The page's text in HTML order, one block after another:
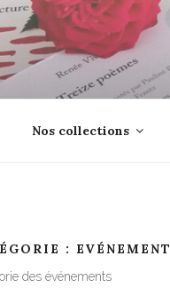
n’est-il pas une
Nos collections
:
des événements